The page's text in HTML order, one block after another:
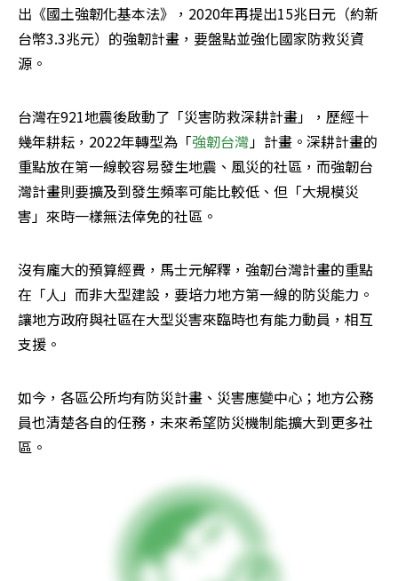
出《國土強韌化基本法》，2020年再提出15兆日元（約新
台幣3.3兆元）的強韌計畫，要盤點並強化國家防救災資
源。
台灣在921地震後啟動了「災害防救深耕計畫」，歷經十
幾年耕耘，2022年轉型為「強韌台灣」計畫。深耕計畫的
重點放在第一線較容易發生地震、風災的社區，而強韌台
灣計畫則要擴及到發生頻率可能比較低、但「大規模災
害」來時一樣無法倖免的社區。
沒有龐大的預算經費，馬士元解釋，強韌台灣計畫的重點
在「人」而非大型建設，要培力地方第一線的防災能力。
讓地方政府與社區在大型災害來臨時也有能力動員，相互
支援。
如今，各區公所均有防災計畫、災害應變中心；地方公務
員也清楚各自的任務，未來希望防災機制能擴大到更多社
區。